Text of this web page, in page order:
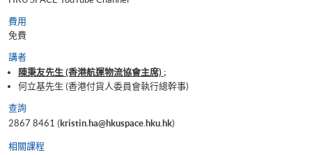
費用
免費
講者
陳秉友先生 (香港航運物流協會主席) ;
何立基先生 (香港付貨人委員會執行總幹事)
查詢
2867 8461 (kristin.ha@hkuspace.hku.hk)
相關課程